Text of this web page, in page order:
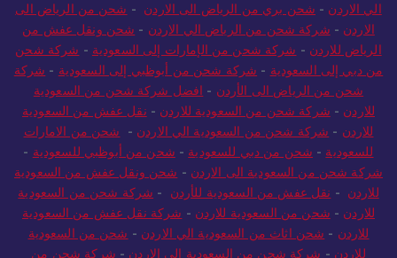
الي الاردن - شحن بري من الرياض الى الاردن - شحن من الرياض الى
الاردن - شركة شحن من الرياض الي الاردن - شحن ونقل عفش من
الرياض للاردن - شركة شحن من الإمارات إلى السعودية - شركة شحن
من دبي إلى السعودية - شركة شحن من أبوظبي إلى السعودية - شركة
شحن من الرياض الى الأردن - افضل شركة شحن من السعودية
للاردن - شركة شحن من السعودية للاردن - نقل عفش من السعودية
للاردن - شركة شحن من السعودية الي الاردن - شحن من الامارات
للسعودية - شحن من دبي للسعودية - شحن من أبوظبي للسعودية -
شركة شحن من السعودية الى الاردن - شحن ونقل عفش من السعودية
للاردن - نقل عفش من السعودية للأردن - شركة شحن من السعودية
للاردن - شحن من السعودية للاردن - شركة نقل عفش من السعودية
للاردن - شحن اثاث من السعودية الي الاردن - شحن من السعودية
للاردن - شركة شحن من السعودية الي الاردن - شركة شحن من